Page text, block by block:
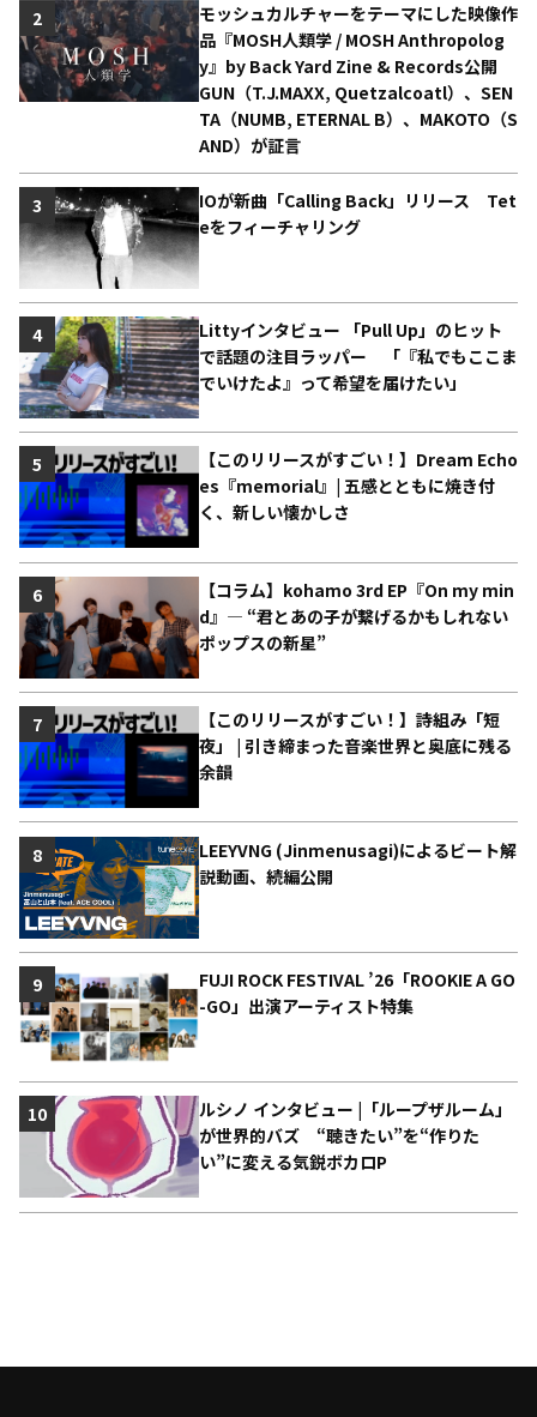
モッシュカルチャーをテーマにした映像作
品『MOSH人類学 / MOSH Anthropolog
y』by Back Yard Zine & Records公開
GUN（T.J.MAXX, Quetzalcoatl）、SEN
TA（NUMB, ETERNAL B）、MAKOTO（S
AND）が証言
2
IOが新曲「Calling Back」リリース Tet
eをフィーチャリング
3
Littyインタビュー 「Pull Up」のヒット
で話題の注目ラッパー 「『私でもここま
でいけたよ』って希望を届けたい」
4
【このリリースがすごい！】Dream Echo
es『memorial』| 五感とともに焼き付
く、新しい懐かしさ
5
【コラム】kohamo 3rd EP『On my min
d』― “君とあの子が繋げるかもしれない
ポップスの新星”
6
【このリリースがすごい！】詩組み「短
夜」 | 引き締まった音楽世界と奥底に残る
余韻
7
LEEYVNG (Jinmenusagi)によるビート解
説動画、続編公開
8
FUJI ROCK FESTIVAL ’26「ROOKIE A GO
-GO」出演アーティスト特集
9
ルシノ インタビュー |「ループザルーム」
が世界的バズ “聴きたい”を“作りた
い”に変える気鋭ボカロP
10